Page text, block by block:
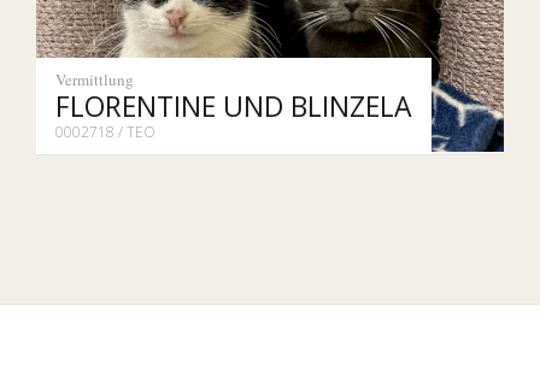
Vermittlung
FLORENTINE UND BLINZELA
0002718 / TEO